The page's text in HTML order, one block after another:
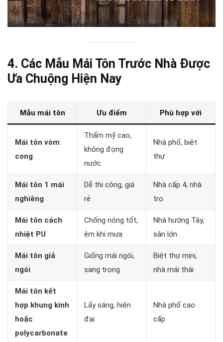
4. Các Mẫu Mái Tôn Trước Nhà Được
Ưa Chuộng Hiện Nay
Mẫu mái tôn Ưu điểm Phù hợp với
Mái tôn vòm
cong
Thẩm mỹ cao,
không đọng
nước
Nhà phố, biệt
thự
Mái tôn 1 mái
nghiêng
Dễ thi công, giá
rẻ
Nhà cấp 4, nhà
trọ
Mái tôn cách
nhiệt PU
Chống nóng tốt,
êm khi mưa
Nhà hướng Tây,
sân lớn
Mái tôn giả
ngói
Giống mái ngói,
sang trọng
Biệt thự mini,
nhà mái thái
Mái tôn kết
hợp khung kính
hoặc
polycarbonate
Lấy sáng, hiện
đại
Nhà phố cao
cấp